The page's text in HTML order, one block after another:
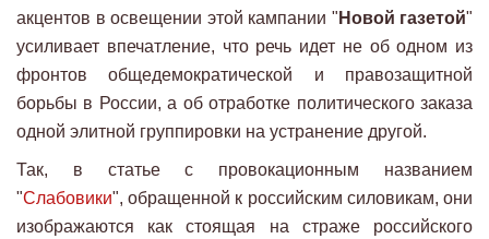
акцентов в освещении этой кампании " Новой газетой"
усиливает впечатление, что речь идет не об одном из
фронтов общедемократической и правозащитной
борьбы в России, а об отработке политического заказа
одной элитной группировки на устранение другой.
Так, в статье с провокационным названием
"Слабовики", обращенной к российским силовикам, они
изображаются как стоящая на страже российского